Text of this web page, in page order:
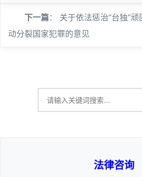
下一篇： 关于依法惩治“台独”
动分裂国家犯罪的意见
法律咨询